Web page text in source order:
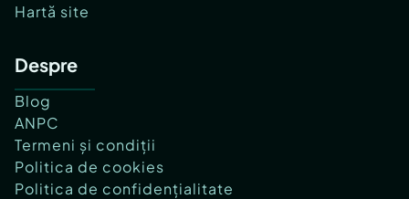
Hartă site
Despre
Blog
ANPC
Termeni și condiții
Politica de cookies
Politica de confidențialitate